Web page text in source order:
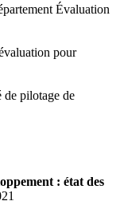
Évaluation
pour
pilotage de
: état des